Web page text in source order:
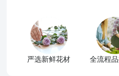
严选新鲜花材 全流程